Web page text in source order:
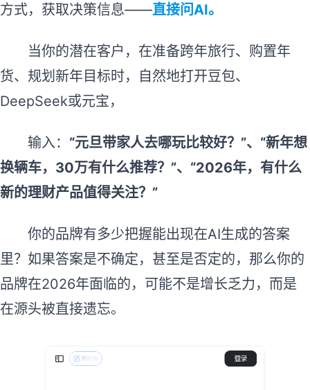
方式，获取决策信息——直接问AI。
当你的潜在客户，在准备跨年旅行、购置年
货、规划新年目标时，自然地打开豆包、
DeepSeek或元宝，
输入： “元旦带家人去哪玩比较好？”、“新年想
换辆车，30万有什么推荐？”、“2026年，有什么
新的理财产品值得关注？”
你的品牌有多少把握能出现在AI生成的答案
里？如果答案是不确定，甚至是否定的，那么你的
品牌在2026年面临的，可能不是增长乏力，而是
在源头被直接遗忘。